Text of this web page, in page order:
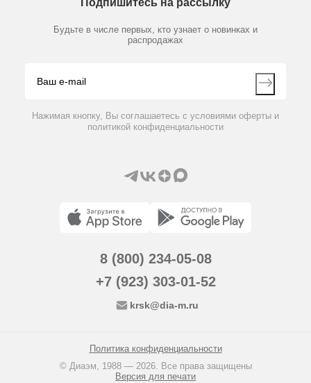
Производители
Мобильное приложение
Партнеры
Контакты
Подпишитесь на рассылку
Будьте в числе первых, кто узнает о новинках и
распродажах
Нажимая кнопку, Вы соглашаетесь с условиями оферты и
политикой конфиденциальности
8 (800) 234-05-08
+7 (923) 303-01-52
krsk@dia-m.ru
Политика конфиденциальности
© Диаэм, 1988 — 2026. Все права защищены
Версия для печати